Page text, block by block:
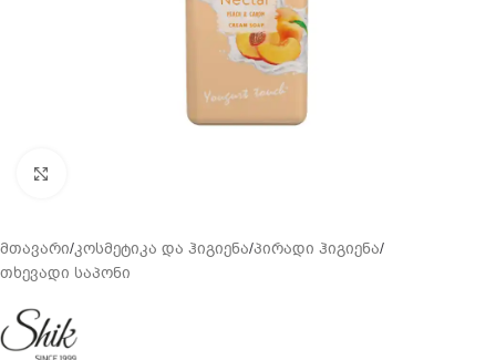
მთავარი/კოსმეტიკა და ჰიგიენა/პირადი ჰიგიენა/
თხევადი საპონი